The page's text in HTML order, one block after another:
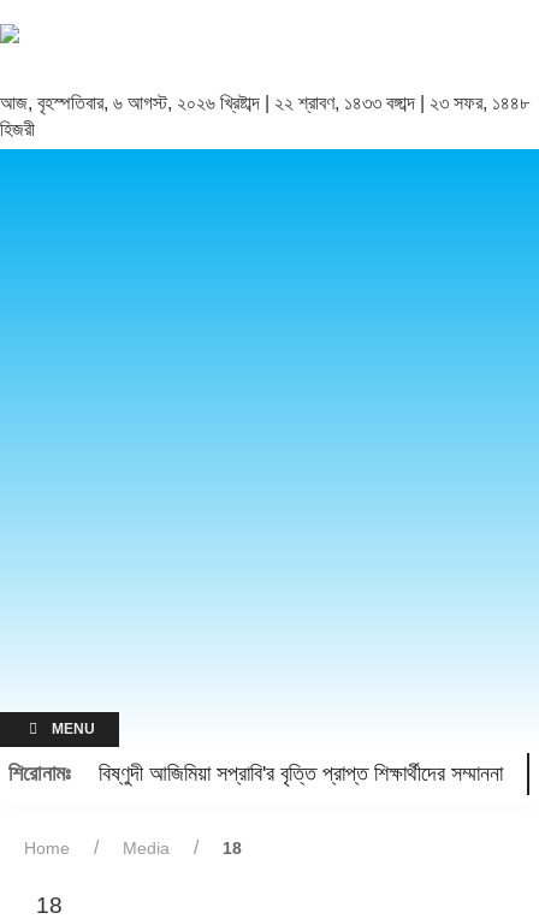
আজ, বৃহস্পতিবার, ৬ আগস্ট, ২০২৬ খ্রিষ্টাব্দ | ২২ শ্রাবণ, ১৪৩৩ বঙ্গাব্দ | ২৩ সফর, ১৪৪৮
হিজরী
MENU
শিরোনামঃ বিষ্ণুদী আজিমিয়া সপ্রাবি'র বৃত্তি প্রাপ্ত শিক্ষার্থীদের সম্মাননা
Home Media 18
18